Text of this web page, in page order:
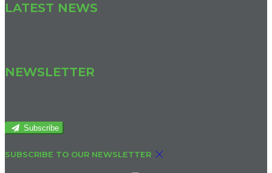
LATEST NEWS
NEWSLETTER
Subscribe
SUBSCRIBE TO OUR NEWSLETTER